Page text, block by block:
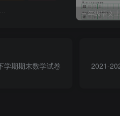
学期期末数学试卷
2021-